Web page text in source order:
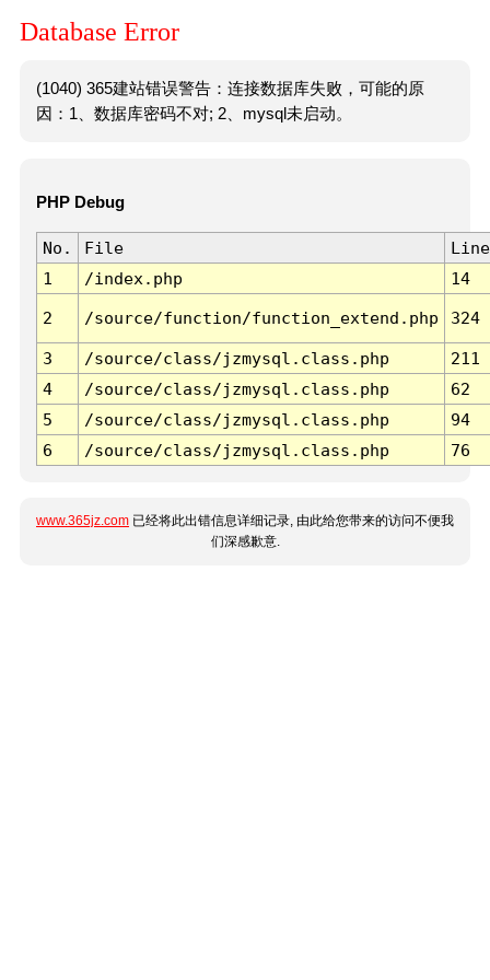
Database Error
(1040) 365建站错误警告：连接数据库失败，可能的原
因：1、数据库密码不对; 2、mysql未启动。
PHP Debug
No. File
Line
1
/index.php 14
2 /source/function/function_extend.php 324
3 /source/class/jzmysql.class.php
211
4
/source/class/jzmysql.class.php
62
5
/source/class/jzmysql.class.php
94
6
/source/class/jzmysql.class.php 76
www.365jz.com 已经将此出错信息详细记录, 由此给您带来的访问不便我
们深感歉意.